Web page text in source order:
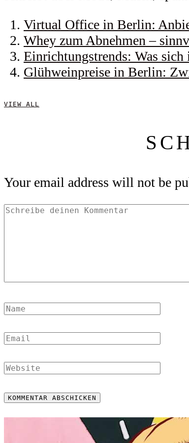
Virtual Office in Berlin:
Whey zum Abnehmen –
Einrichtungstrends: Was
Glühweinpreise in Berlin:
VIEW ALL
Your email address will not be